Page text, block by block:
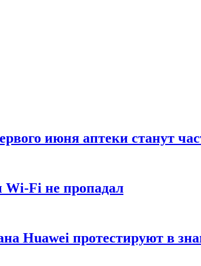
июня аптеки станут
Wi-Fi не пропадал
Huawei протестируют в